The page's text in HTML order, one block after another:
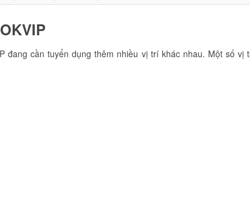
đang cần tuyển dụng thêm nhiều vị trí khác nhau. Một số vị